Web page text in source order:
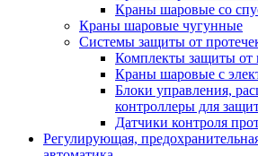
Краны шаровые со
Краны шаровые чугунные
Системы защиты от
Комплекты защиты от
Краны шаровые с
Блоки управления,
контроллеры для
Датчики контроля
Регулирующая,